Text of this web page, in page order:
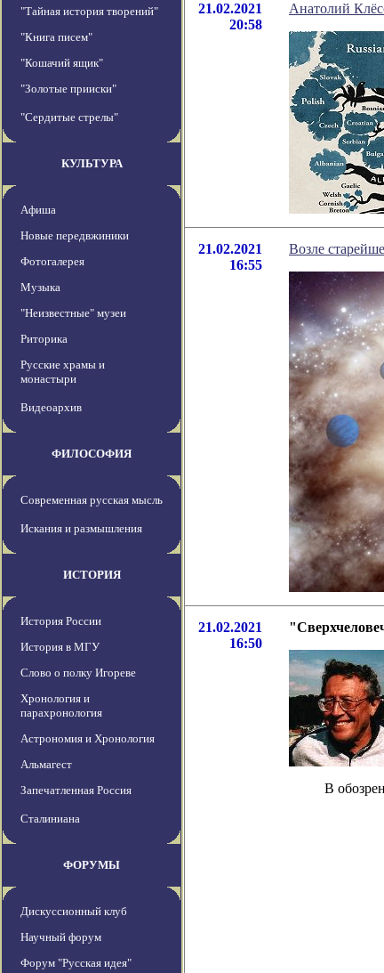
"Тайная история творений"
"Книга писем"
"Кошачий ящик"
"Золотые прииски"
"Сердитые стрелы"
КУЛЬТУРА
Афиша
Новые передвжиники
Фотогалерея
Музыка
"Неизвестные" музеи
Риторика
Русские храмы и
монастыри
Видеоархив
ФИЛОСОФИЯ
Современная русская мысль
Искания и размышления
ИСТОРИЯ
История России
История в МГУ
Слово о полку Игореве
Хронология и
парахронология
Астрономия и Хронология
Альмагест
Запечатленная Россия
Сталиниана
ФОРУМЫ
Дискуссионный клуб
Научный форум
Форум "Русская идея"
21.02.2021
20:58
Анатолий
21.02.2021
16:55
Возле
21.02.2021
16:50
В